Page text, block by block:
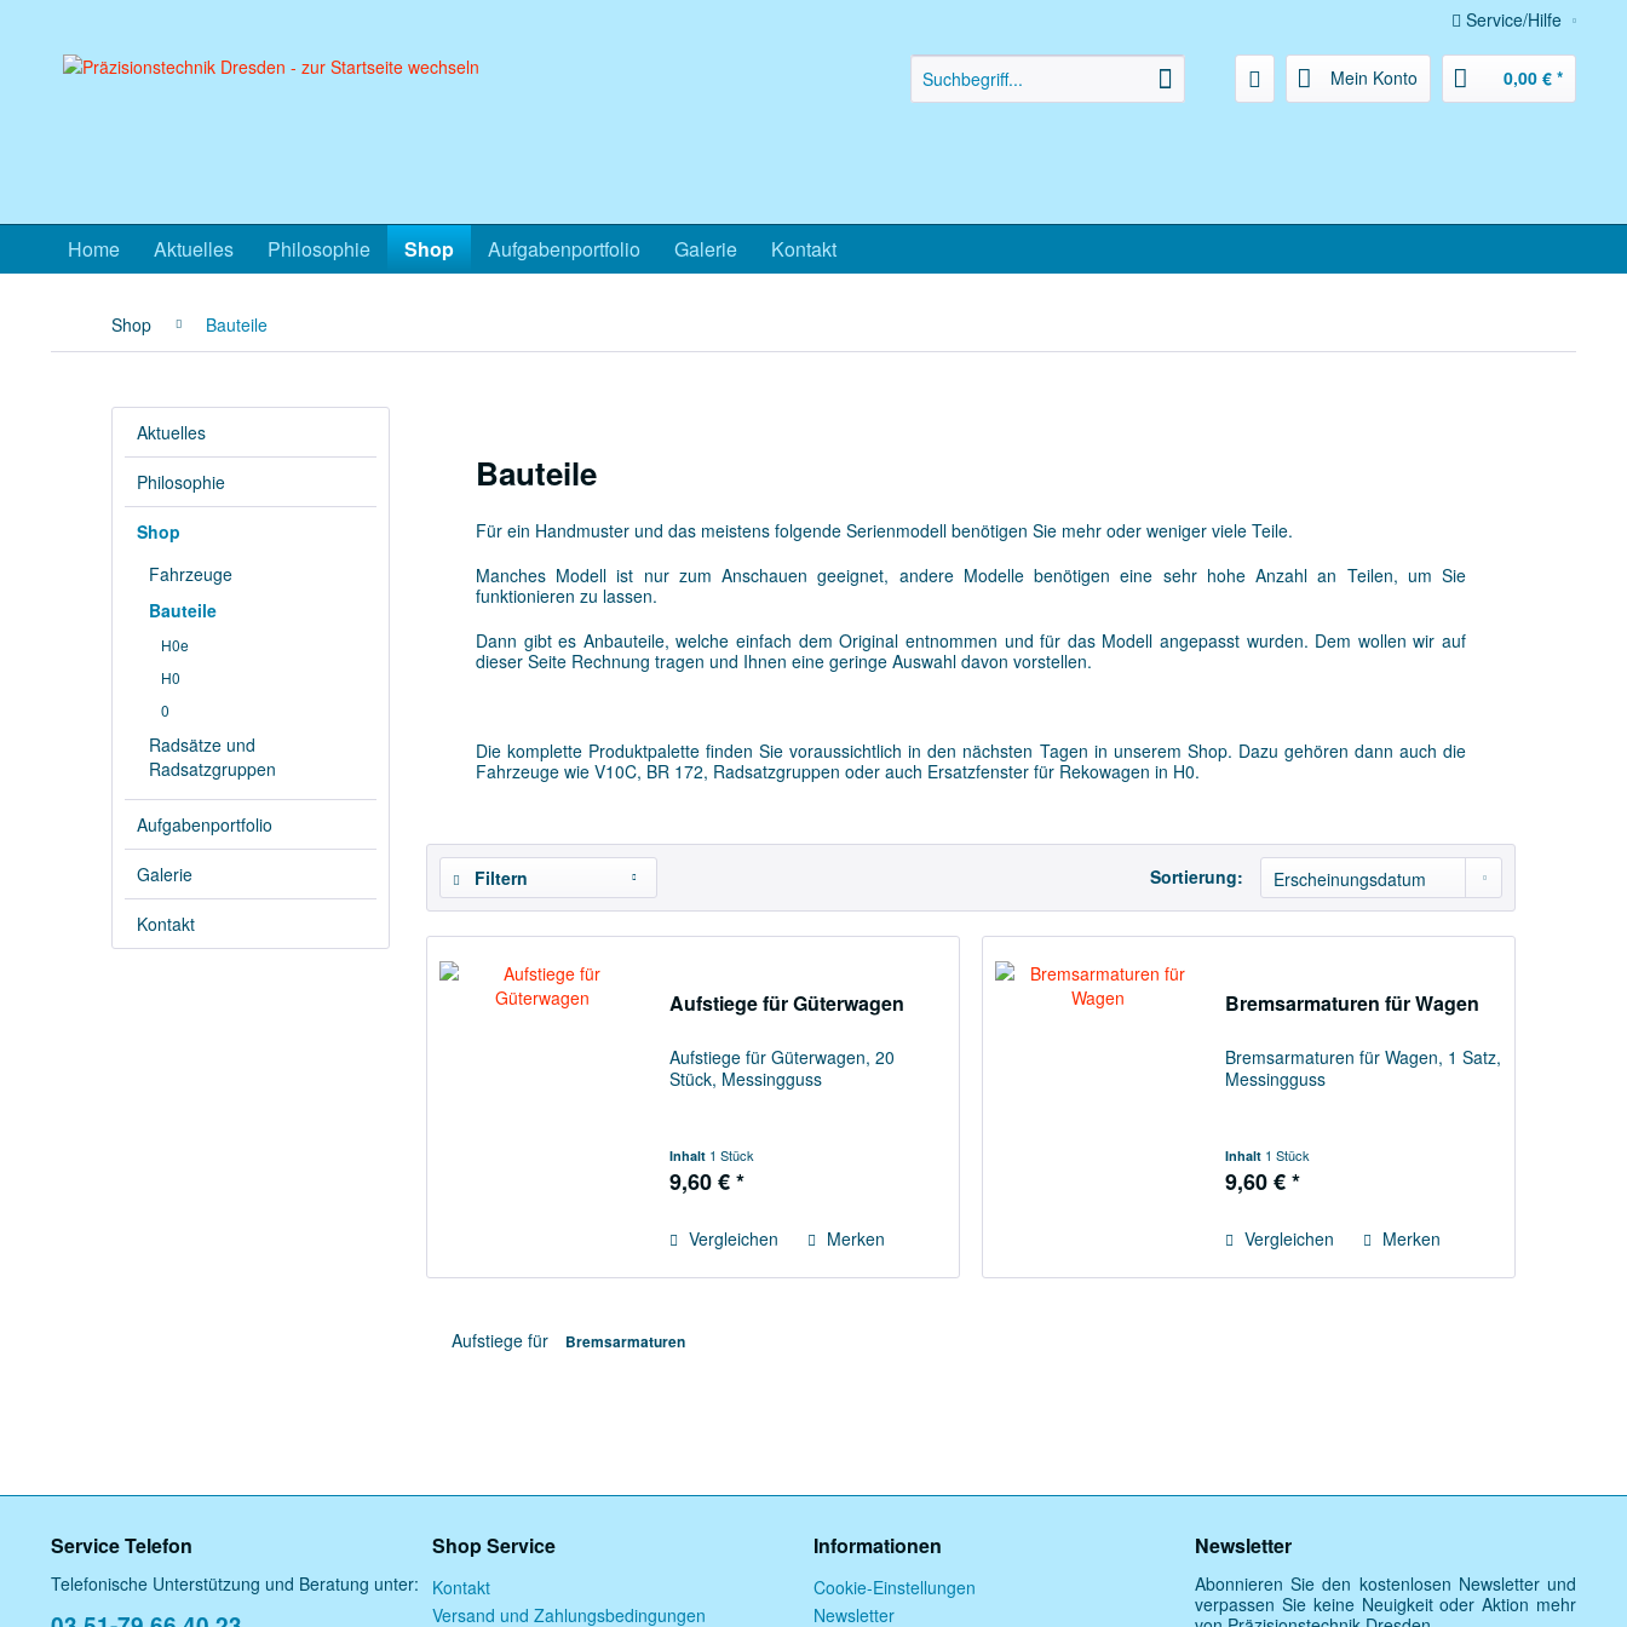
Service/Hilfe
Mein Konto 0,00 € *
Home Aktuelles Philosophie Shop Aufgabenportfolio Galerie Kontakt
Shop Bauteile
Aktuelles
Philosophie
Shop
Fahrzeuge
Bauteile
H0e
H0
0
Radsätze und
Radsatzgruppen
Aufgabenportfolio
Galerie
Kontakt
Bauteile
Für ein Handmuster und das meistens folgende Serienmodell benötigen Sie mehr oder weniger viele Teile.
Manches Modell ist nur zum Anschauen geeignet, andere Modelle benötigen eine sehr hohe Anzahl an Teilen, um Sie
funktionieren zu lassen.
Dann gibt es Anbauteile, welche einfach dem Original entnommen und für das Modell angepasst wurden. Dem wollen wir auf
dieser Seite Rechnung tragen und Ihnen eine geringe Auswahl davon vorstellen.
Die komplette Produktpalette finden Sie voraussichtlich in den nächsten Tagen in unserem Shop. Dazu gehören dann auch die
Fahrzeuge wie V10C, BR 172, Radsatzgruppen oder auch Ersatzfenster für Rekowagen in H0.
Filtern Sortierung:
Aufstiege für Güterwagen
Aufstiege für Güterwagen, 20
Stück, Messingguss
Inhalt 1 Stück
9,60 € *
Vergleichen Merken
Bremsarmaturen für Wagen
Bremsarmaturen für Wagen, 1 Satz,
Messingguss
Inhalt 1 Stück
9,60 € *
Vergleichen Merken
Aufstiege für Bremsarmaturen
Service Telefon
Telefonische Unterstützung und Beratung unter:
Shop Service
Kontakt
Versand und Zahlungsbedingungen
Informationen
Cookie-Einstellungen
Newsletter
Newsletter
Abonnieren Sie den kostenlosen Newsletter und
verpassen Sie keine Neuigkeit oder Aktion mehr